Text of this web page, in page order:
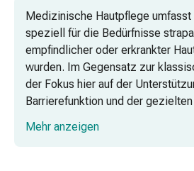
Haare
Spülungen
Kuren
Bürsten
&
Tönungen
Medizinische Hautpflege umfasst
speziell für die Bedürfnisse
empfindlicher oder erkrankter
wurden. Im Gegensatz zur
der Fokus hier auf der
Barrierefunktion und der
spezifischen Hautproblemen. Die
passenden Produkte richtet sich
Mehr anzeigen